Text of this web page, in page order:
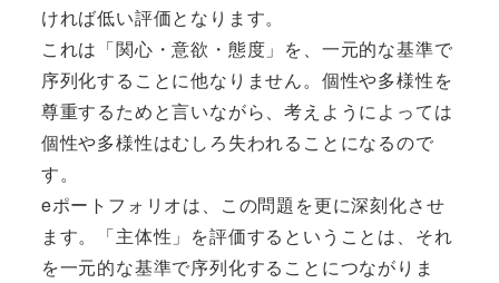
ければ低い評価となります。
これは「関心・意欲・態度」を、一元的な基準で
序列化することに他なりません。個性や多様性を
尊重するためと言いながら、考えようによっては
個性や多様性はむしろ失われることになるので
す。
eポートフォリオは、この問題を更に深刻化させ
ます。「主体性」を評価するということは、それ
を一元的な基準で序列化することにつながりま